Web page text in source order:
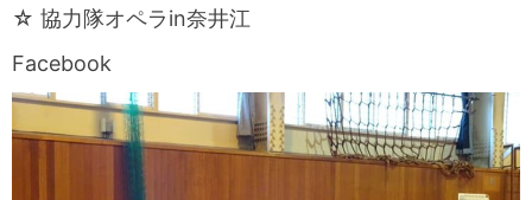
☆ 協力隊オペラin奈井江
Facebook